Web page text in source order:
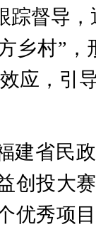
踪督导，
乡村”，
应，引
省民政
创投大
优秀项